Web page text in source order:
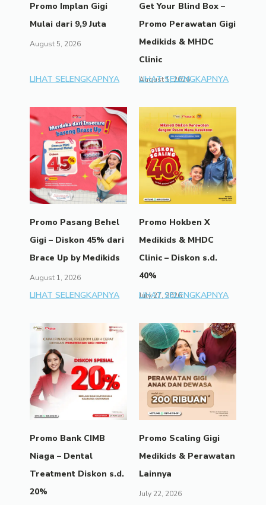
Promo Implan Gigi
Mulai dari 9,9 Juta
August 5, 2026
LIHAT SELENGKAPNYA
Get Your Blind Box –
Promo Perawatan Gigi
Medikids & MHDC
Clinic
August 1, 2026
LIHAT SELENGKAPNYA
Promo Pasang Behel
Gigi – Diskon 45% dari
Brace Up by Medikids
August 1, 2026
LIHAT SELENGKAPNYA
Promo Hokben X
Medikids & MHDC
Clinic – Diskon s.d.
40%
July 27, 2026
LIHAT SELENGKAPNYA
Promo Bank CIMB
Niaga – Dental
Treatment Diskon s.d.
20%
Promo Scaling Gigi
Medikids & Perawatan
Lainnya
July 22, 2026